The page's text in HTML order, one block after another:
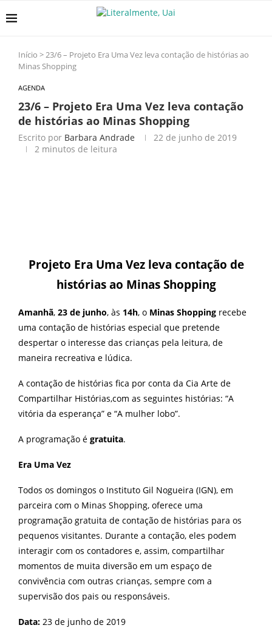
Início >23/6 – Projeto Era Uma Vez leva contação de histórias ao
Minas Shopping
AGENDA
23/6 – Projeto Era Uma Vez leva contação
de histórias ao Minas Shopping
Escrito por Barbara Andrade
22 de junho de 2019
2 minutos de leitura
Projeto Era Uma Vez leva contação de
histórias ao Minas Shopping
Amanhã, 23 de junho, às 14h, o Minas Shopping recebe
uma contação de histórias especial que pretende
despertar o interesse das crianças pela leitura, de
maneira recreativa e lúdica.
A contação de histórias fica por conta da Cia Arte de
Compartilhar Histórias,com as seguintes histórias: “A
vitória da esperança” e “A mulher lobo”.
A programação é gratuita.
Era Uma Vez
Todos os domingos o Instituto Gil Nogueira (IGN), em
parceira com o Minas Shopping, oferece uma
programação gratuita de contação de histórias para os
pequenos visitantes. Durante a contação, eles podem
interagir com os contadores e, assim, compartilhar
momentos de muita diversão em um espaço de
convivência com outras crianças, sempre com a
supervisão dos pais ou responsáveis.
Data: 23 de junho de 2019